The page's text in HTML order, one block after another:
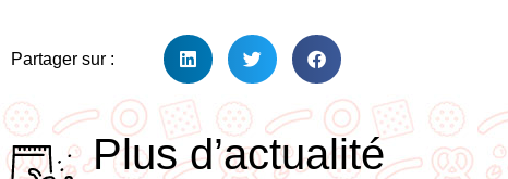
Partager sur :
Plus d’actualité